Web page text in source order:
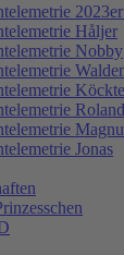
Håljer
Nobby
Köckte
Jonas